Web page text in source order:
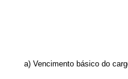
a) Vencimento básico do cargo